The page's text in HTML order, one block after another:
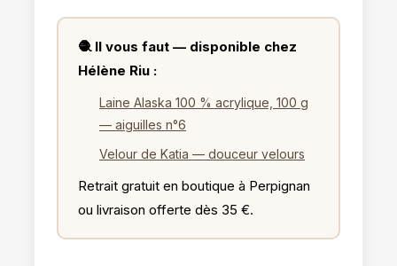
🧶 Il vous faut — disponible chez
Hélène Riu :
Laine Alaska 100 % acrylique, 100 g
— aiguilles n°6
Velour de Katia — douceur velours
Retrait gratuit en boutique à Perpignan
ou livraison offerte dès 35 €.